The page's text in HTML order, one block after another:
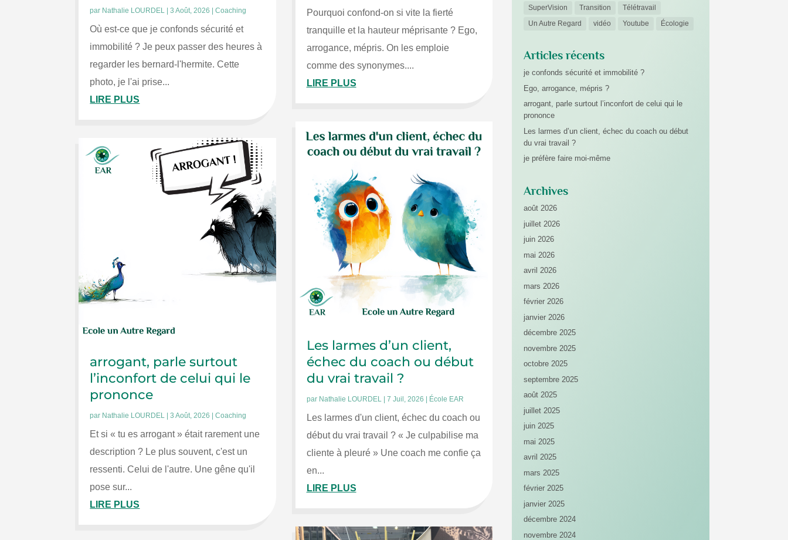
par Nathalie LOURDEL |3 Août, 2026 |Coaching
Où est-ce que je confonds sécurité et
immobilité ? Je peux passer des heures à
regarder les bernard-l'hermite. Cette
photo, je l'ai prise...
LIRE PLUS
arrogant, parle surtout
l’inconfort de celui qui le
prononce
par Nathalie LOURDEL |3 Août, 2026 |Coaching
Et si « tu es arrogant » était rarement une
description ? Le plus souvent, c'est un
ressenti. Celui de l'autre. Une gêne qu'il
pose sur...
LIRE PLUS
Pourquoi confond-on si vite la fierté
tranquille et la hauteur méprisante ? Ego,
arrogance, mépris. On les emploie
comme des synonymes....
LIRE PLUS
Les larmes d’un client,
échec du coach ou début
du vrai travail ?
par Nathalie LOURDEL| 7 Juil, 2026 École EAR
Les larmes d'un client, échec du coach ou
début du vrai travail ? « Je culpabilise ma
cliente à pleuré » Une coach me confie ça
en...
LIRE PLUS
SuperVision
Transition
Télétravail
Un Autre Regard
vidéo Youtube Écologie
Articles récents
je confonds sécurité et immobilité ?
Ego, arrogance, mépris ?
arrogant, parle surtout l’inconfort de celui qui le
prononce
Les larmes d’un client, échec du coach ou début
du vrai travail ?
je préfère faire moi-même
Archives
août 2026
juillet 2026
juin 2026
mai 2026
avril 2026
mars 2026
février 2026
janvier 2026
décembre 2025
novembre 2025
octobre 2025
septembre 2025
août 2025
juillet 2025
juin 2025
mai 2025
avril 2025
mars 2025
février 2025
janvier 2025
décembre 2024
novembre 2024